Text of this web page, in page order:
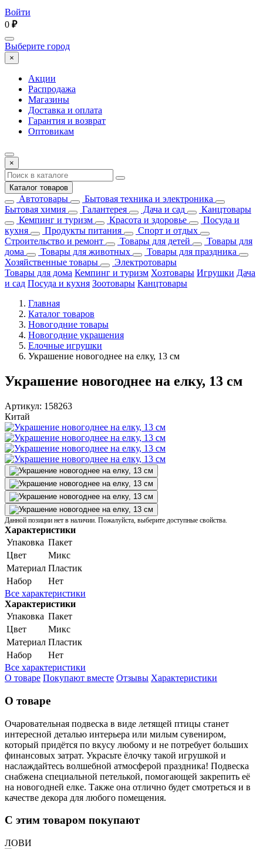
Войти
0 ₽
Выберите город
×
Акции
Распродажа
Магазины
Доставка и оплата
Гарантия и возврат
Оптовикам
×
Каталог товаров
Автотовары
Бытовая техника и электроника
Бытовая химия
Галантерея Дача и сад
Канцтовары
Кемпинг и туризм
Красота и здоровье
Посуда и
кухня
Продукты питания
Спорт и отдых
Строительство и ремонт
Товары для детей
Товары для
дома
Товары для животных
Товары для праздника
Хозяйственные товары
Электротовары
Товары для дома Кемпинг и туризм Хозтовары Игрушки Дача
и сад Посуда и кухня Зоотовары Канцтовары
Главная
Каталог товаров
Новогодние товары
Новогодние украшения
Елочные игрушки
Украшение новогоднее на елку, 13 см
Украшение новогоднее на елку, 13 см
Артикул: 158263
Китай
Данной позиции нет в наличии. Пожалуйста, выберите доступные свойства.
Характеристики
Упаковка Пакет
Цвет
Микс
Материал Пластик
Набор
Нет
Все характеристики
Характеристики
Упаковка Пакет
Цвет
Микс
Материал Пластик
Набор
Нет
Все характеристики
О товаре Покупают вместе Отзывы Характеристики
О товаре
Очаровательная подвеска в виде летящей птицы станет
интересной деталью интерьера или милым сувениром,
который придётся по вкусу любому и не потребует больших
финансовых затрат. Украсьте ёлочку такой игрушкой и
наслаждайтесь волшебной атмосферой праздника! Подвеска
снабжена специальной петелькой, помогающей закрепить её
на новогодней елке. Также она отлично будет смотреться и в
качестве декора для любого помещения.
С этим товаром покупают
ЛОВИ